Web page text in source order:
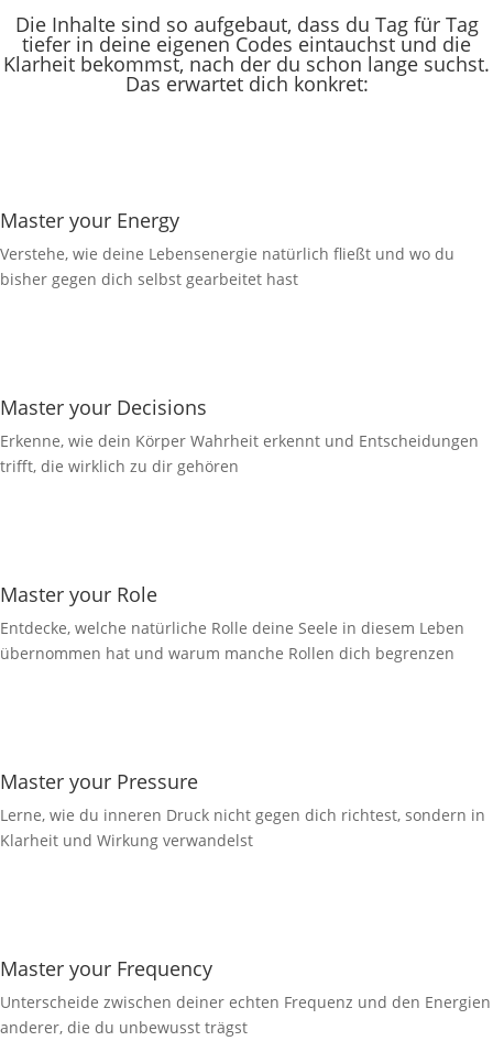
Die Inhalte sind so aufgebaut, dass du Tag für Tag
tiefer in deine eigenen Codes eintauchst und die
Klarheit bekommst, nach der du schon lange suchst.
Das erwartet dich konkret:
Master your Energy
Verstehe, wie deine Lebensenergie natürlich fließt und wo du
bisher gegen dich selbst gearbeitet hast
Master your Decisions
Erkenne, wie dein Körper Wahrheit erkennt und Entscheidungen
trifft, die wirklich zu dir gehören
Master your Role
Entdecke, welche natürliche Rolle deine Seele in diesem Leben
übernommen hat und warum manche Rollen dich begrenzen
Master your Pressure
Lerne, wie du inneren Druck nicht gegen dich richtest, sondern in
Klarheit und Wirkung verwandelst
Master your Frequency
Unterscheide zwischen deiner echten Frequenz und den Energien
anderer, die du unbewusst trägst